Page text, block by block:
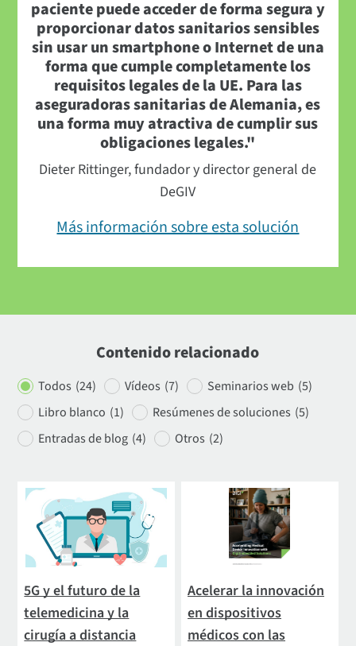
paciente puede acceder de forma segura y
proporcionar datos sanitarios sensibles
sin usar un smartphone o Internet de una
forma que cumple completamente los
requisitos legales de la UE. Para las
aseguradoras sanitarias de Alemania, es
una forma muy atractiva de cumplir sus
obligaciones legales."
Dieter Rittinger, fundador y director general de
DeGIV
Más información sobre esta solución
Contenido relacionado
Todos (24) Vídeos (7) Seminarios web (5)
Libro blanco (1) Resúmenes de soluciones (5)
Entradas de blog (4) Otros (2)
5G y el futuro de la
telemedicina y la
cirugía a distancia
Acelerar la innovación
en dispositivos
médicos con las